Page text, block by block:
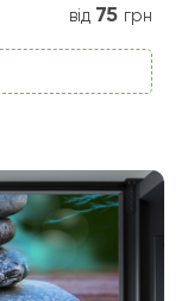
від 75 грн